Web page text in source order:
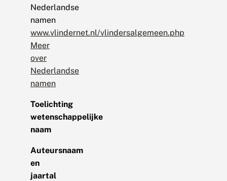
Nederlandse
namen
www.vlindernet.nl/vlindersalgemeen.php
Meer
over
Nederlandse
namen
Toelichting
wetenschappelijke
naam
Auteursnaam
en
jaartal